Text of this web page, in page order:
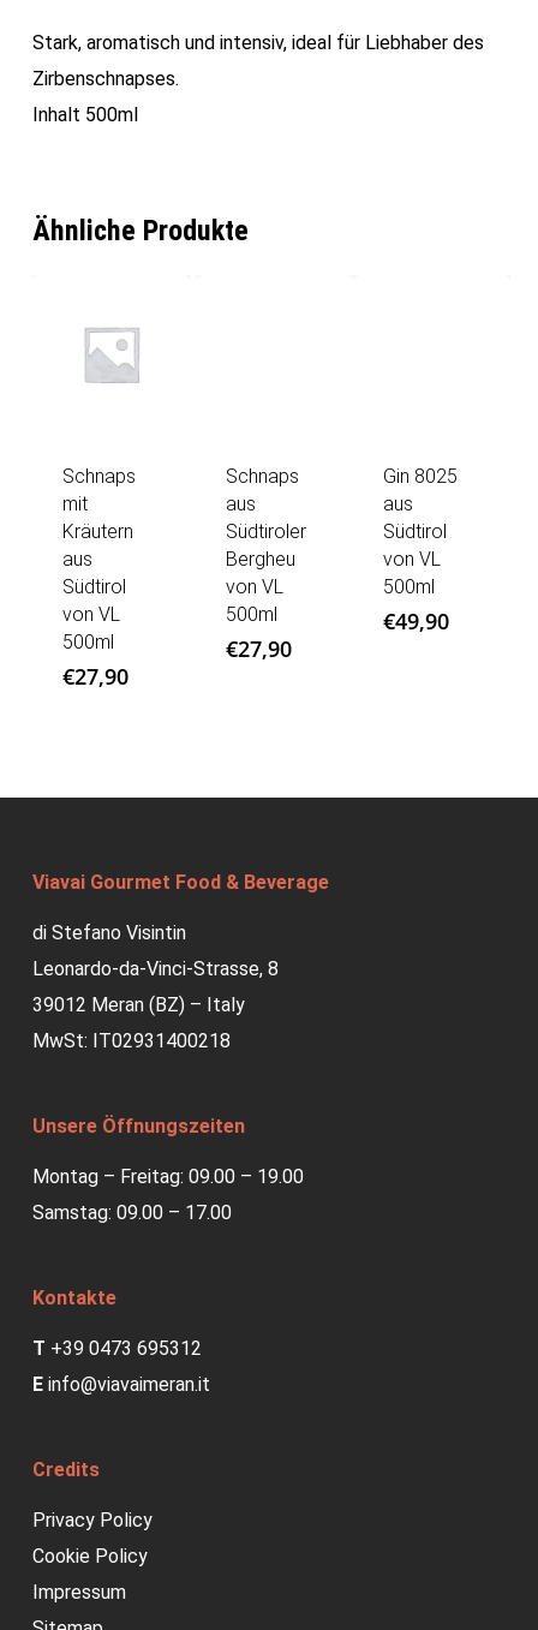
Stark, aromatisch und intensiv, ideal für Liebhaber des
Zirbenschnapses.
Inhalt 500ml
Ähnliche Produkte
Schnaps
mit
Kräutern
aus
Südtirol
von VL
500ml
€27,90
Schnaps
aus
Südtiroler
Bergheu
von VL
500ml
€27,90
Gin 8025
aus
Südtirol
von VL
500ml
€49,90
Viavai Gourmet Food & Beverage
di Stefano Visintin
Leonardo-da-Vinci-Strasse, 8
39012 Meran (BZ) – Italy
MwSt: IT02931400218
Unsere Öffnungszeiten
Montag – Freitag: 09.00 – 19.00
Samstag: 09.00 – 17.00
Kontakte
T +39 0473 695312
E info@viavaimeran.it
Credits
Privacy Policy
Cookie Policy
Impressum